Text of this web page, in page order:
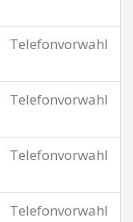
Telefonvorwahl
Telefonvorwahl
Telefonvorwahl
Telefonvorwahl